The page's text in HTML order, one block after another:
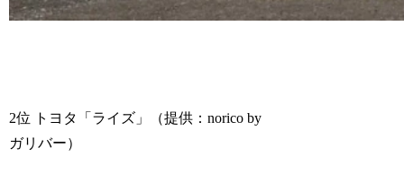
2位 トヨタ「ライズ」（提供：norico by
ガリバー）